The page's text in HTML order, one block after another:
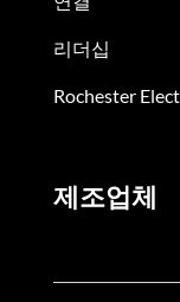
리더십
Rochester
제조업체